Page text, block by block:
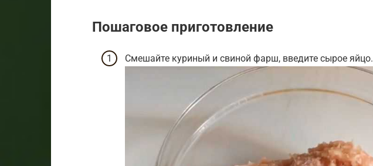
Пошаговое приготовление
Смешайте куриный и свиной фарш, введите сырое яйцо.